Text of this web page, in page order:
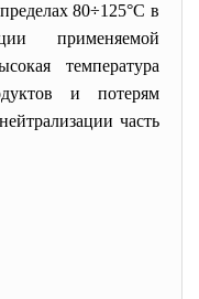
80÷125°С в
применяемой
температура
и потерям
часть